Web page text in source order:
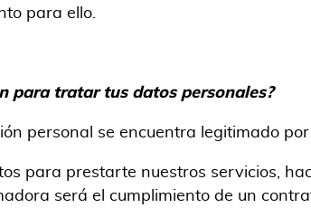
para ello.
para tratar tus datos personales?
personal se encuentra legitimado
para prestarte nuestros servicios,
será el cumplimiento de un